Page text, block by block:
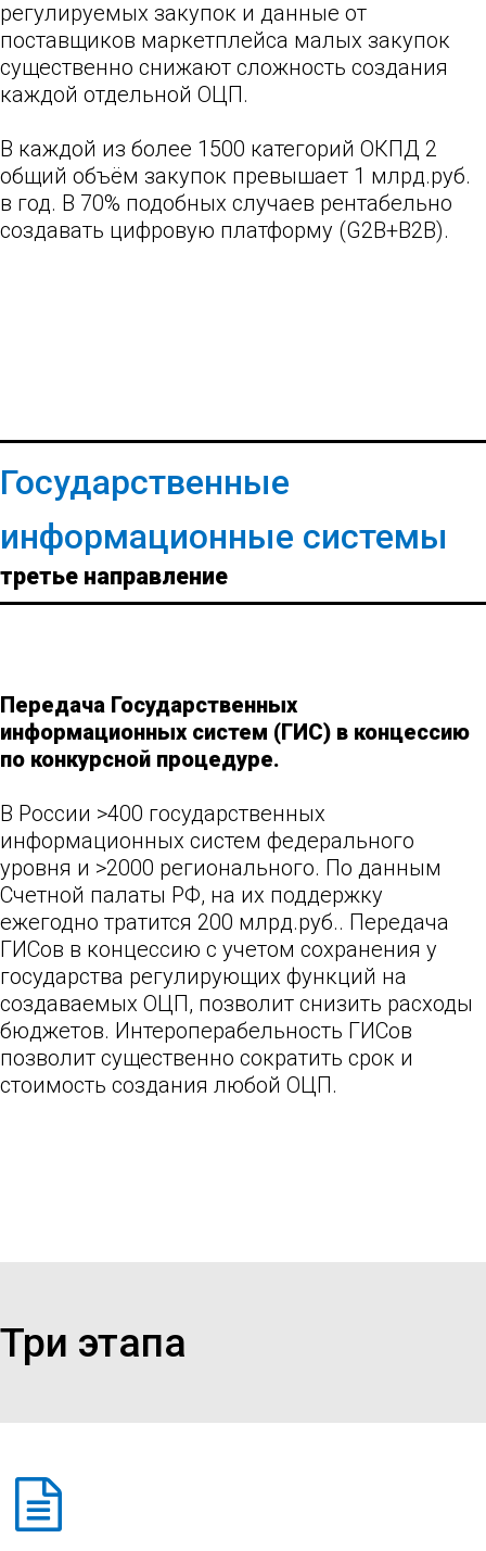
регулируемых закупок и данные от
поставщиков маркетплейса малых закупок
существенно снижают сложность создания
каждой отдельной ОЦП.
В каждой из более 1500 категорий ОКПД 2
общий объём закупок превышает 1 млрд.руб.
в год. В 70% подобных случаев рентабельно
создавать цифровую платформу (G2B+B2B).
Государственные
информационные системы
третье направление
Передача Государственных
информационных систем (ГИС) в концессию
по конкурсной процедуре.
В России >400 государственных
информационных систем федерального
уровня и >2000 регионального. По данным
Счетной палаты РФ, на их поддержку
ежегодно тратится 200 млрд.руб.. Передача
ГИСов в концессию с учетом сохранения у
государства регулирующих функций на
создаваемых ОЦП, позволит снизить расходы
бюджетов. Интероперабельность ГИСов
позволит существенно сократить срок и
стоимость создания любой ОЦП.
Три этапа